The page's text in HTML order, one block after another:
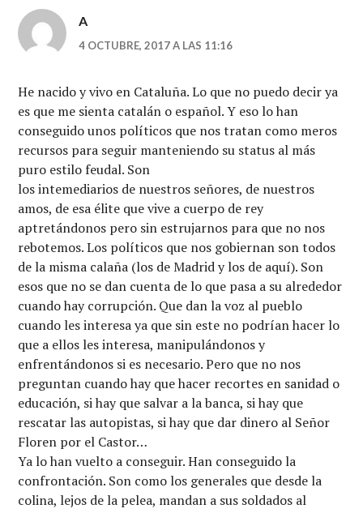
A
4 OCTUBRE, 2017 A LAS 11:16
He nacido y vivo en Cataluña. Lo que no puedo decir ya
es que me sienta catalán o español. Y eso lo han
conseguido unos políticos que nos tratan como meros
recursos para seguir manteniendo su status al más
puro estilo feudal. Son
los intemediarios de nuestros señores, de nuestros
amos, de esa élite que vive a cuerpo de rey
aptretándonos pero sin estrujarnos para que no nos
rebotemos. Los políticos que nos gobiernan son todos
de la misma calaña (los de Madrid y los de aquí). Son
esos que no se dan cuenta de lo que pasa a su alrededor
cuando hay corrupción. Que dan la voz al pueblo
cuando les interesa ya que sin este no podrían hacer lo
que a ellos les interesa, manipulándonos y
enfrentándonos si es necesario. Pero que no nos
preguntan cuando hay que hacer recortes en sanidad o
educación, si hay que salvar a la banca, si hay que
rescatar las autopistas, si hay que dar dinero al Señor
Floren por el Castor…
Ya lo han vuelto a conseguir. Han conseguido la
confrontación. Son como los generales que desde la
colina, lejos de la pelea, mandan a sus soldados al